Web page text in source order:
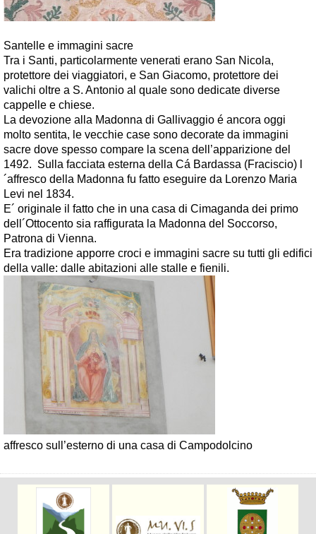
Santelle e immagini sacre
Tra i Santi, particolarmente venerati erano San Nicola,
protettore dei viaggiatori, e San Giacomo, protettore dei
valichi oltre a S. Antonio al quale sono dedicate diverse
cappelle e chiese.
La devozione alla Madonna di Gallivaggio é ancora oggi
molto sentita, le vecchie case sono decorate da immagini
sacre dove spesso compare la scena dell’apparizione del
1492. Sulla facciata esterna della Cá Bardassa (Fraciscio) l
´affresco della Madonna fu fatto eseguire da Lorenzo Maria
Levi nel 1834.
E´ originale il fatto che in una casa di Cimaganda dei primo
dell´Ottocento sia raffigurata la Madonna del Soccorso,
Patrona di Vienna.
Era tradizione apporre croci e immagini sacre su tutti gli edifici
della valle: dalle abitazioni alle stalle e fienili.
affresco sull’esterno di una casa di Campodolcino